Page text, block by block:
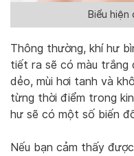
Biểu hiện
Thông thường, khí hư
tiết ra sẽ có màu trắng
dẻo, mùi hơi tanh và
từng thời điểm trong
hư sẽ có một số biến
Nếu bạn cảm thấy